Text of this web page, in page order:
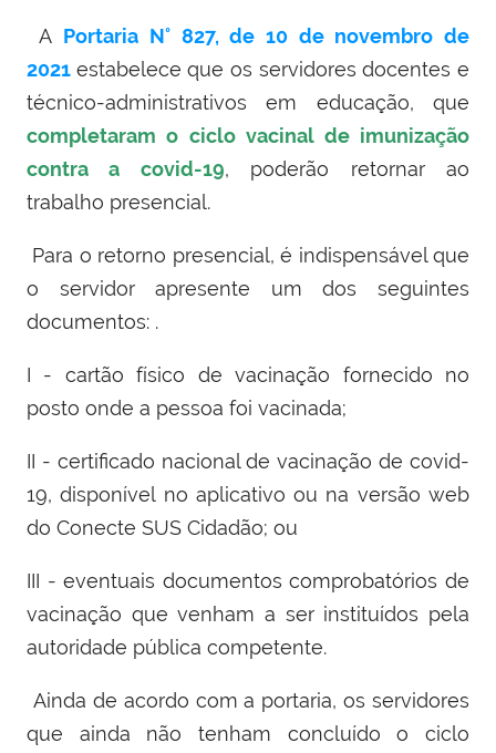
A Portaria N° 827, de 10 de novembro de
2021 estabelece que os servidores docentes e
técnico-administrativos em educação, que
completaram o ciclo vacinal de imunização
contra a covid-19, poderão retornar ao
trabalho presencial.
Para o retorno presencial, é indispensável que
o servidor apresente um dos seguintes
documentos: .
I - cartão físico de vacinação fornecido no
posto onde a pessoa foi vacinada;
II - certificado nacional de vacinação de covid-
19, disponível no aplicativo ou na versão web
do Conecte SUS Cidadão; ou
III - eventuais documentos comprobatórios de
vacinação que venham a ser instituídos pela
autoridade pública competente.
Ainda de acordo com a portaria, os servidores
que ainda não tenham concluído o ciclo